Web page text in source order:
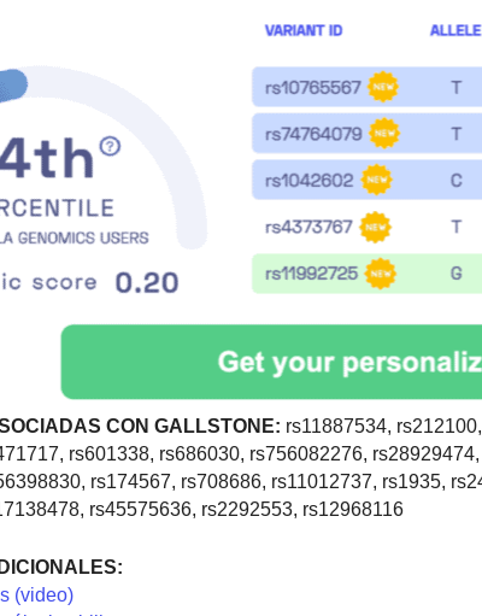
CON GALLSTONE: rs11887534,
rs601338, rs686030, rs756082276,
rs174567, rs708686, rs11012737, rs1935,
rs45575636, rs2292553, rs12968116
(video)